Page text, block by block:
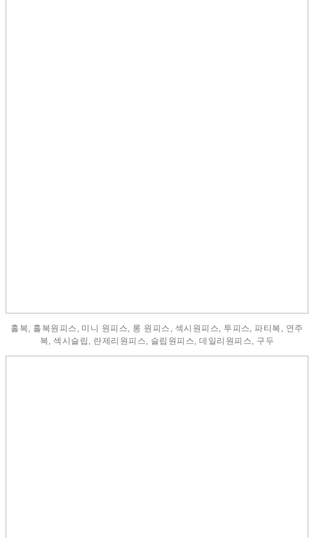
홀복, 홀복원피스, 미니 원피스, 롱 원피스, 섹시원피스, 투피스, 파티복, 연주
복, 섹시슬립, 란제리원피스, 슬립원피스, 데일리원피스, 구두